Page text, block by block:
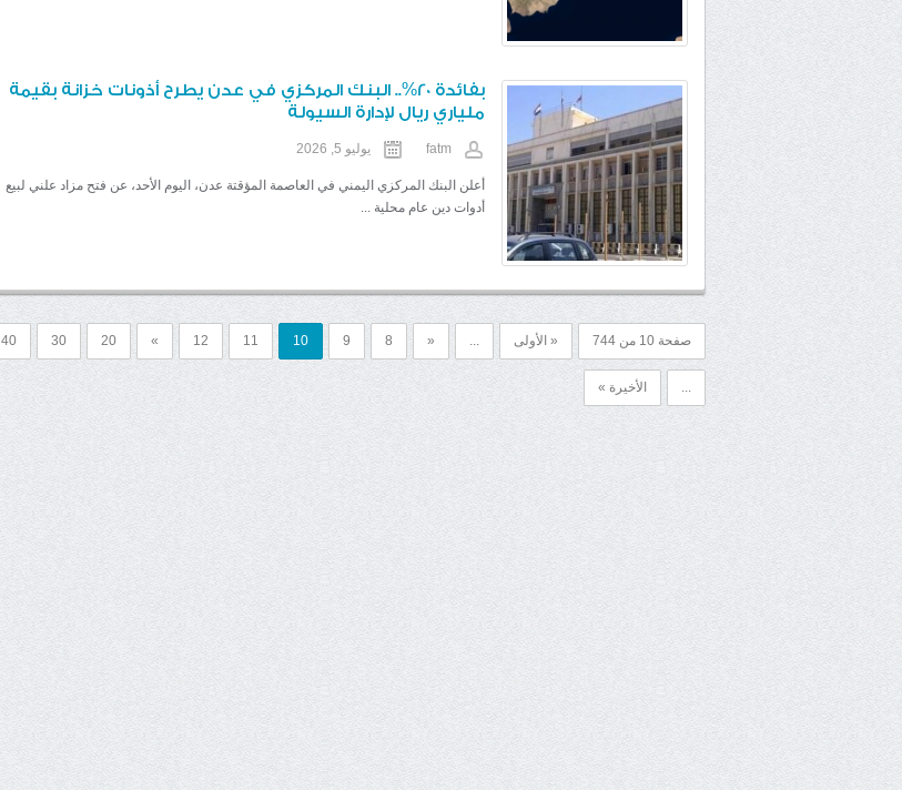
بفائدة 20%.. البنك المركزي في عدن يطرح أذونات خزانة بقيمة
ملياري ريال لإدارة السيولة
fatm يوليو 5, 2026
أعلن البنك المركزي اليمني في العاصمة المؤقتة عدن، اليوم الأحد، عن فتح مزاد علني لبيع
أدوات دين عام محلية ...
صفحة 10 من 744 « الأولى ...
«
8
9
10
11
12
»
20
30
40
... الأخيرة »